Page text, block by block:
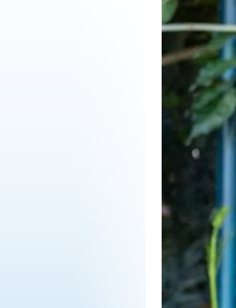
OPINIÓN
PROGRAMAS